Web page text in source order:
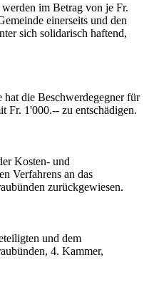
im Betrag von je Fr.
einerseits und den
sich solidarisch haftend,
die Beschwerdegegner für
Fr. 1'000.-- zu entschädigen.
Kosten- und
Verfahrens an das
zurückgewiesen.
und dem
4. Kammer,